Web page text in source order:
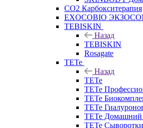
CO2 Карбокситерапия
EXOCOBIO
TEBISKIN
Назад
TEBISKIN
Rosagate
TETe
Назад
TETe
TETe
TETe
TETe
TETe Домашний
TETe